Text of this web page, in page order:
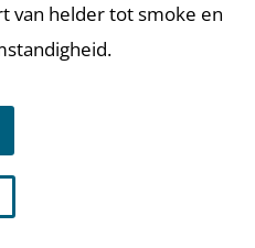
van helder tot smoke en